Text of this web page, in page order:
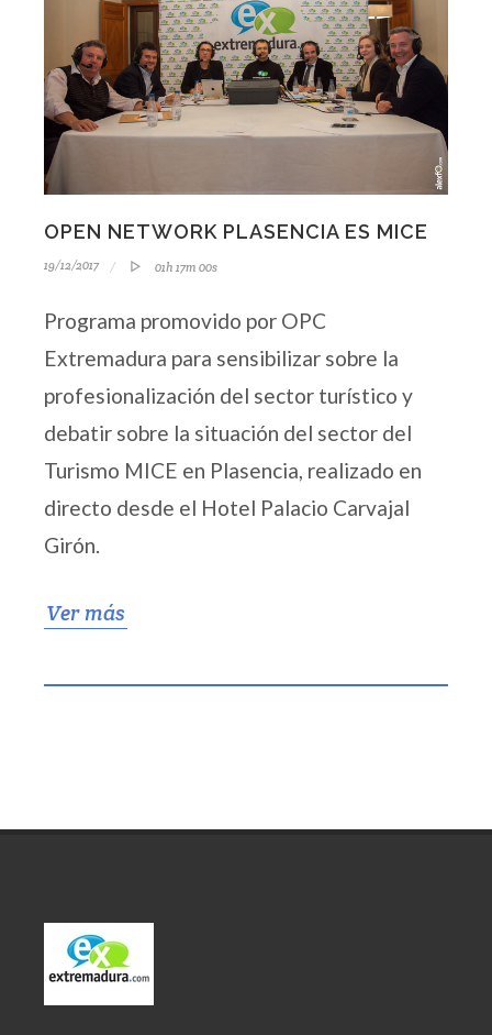
OPEN NETWORK PLASENCIA ES MICE
19/12/2017 01h 17m 00s
Programa promovido por OPC
Extremadura para sensibilizar sobre la
profesionalización del sector turístico y
debatir sobre la situación del sector del
Turismo MICE en Plasencia, realizado en
directo desde el Hotel Palacio Carvajal
Girón.
Ver más